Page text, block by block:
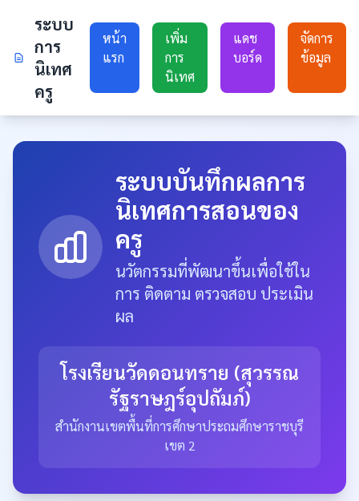
ระบบ
การ
นิเทศ
ครู
หน้า
แรก
เพิ่ม
การ
นิเทศ
แดช
บอร์ด
จัดการ
ข้อมูล
ระบบบันทึกผลการ
นิเทศการสอนของ
ครู
นวัตกรรมที่พัฒนาขึ้นเพื่อใช้ใน
การ ติดตาม ตรวจสอบ ประเมิน
ผล
โรงเรียนวัดดอนทราย (สุวรรณ
รัฐราษฎร์อุปถัมภ์)
สำนักงานเขตพื้นที่การศึกษาประถมศึกษาราชบุรี
เขต 2